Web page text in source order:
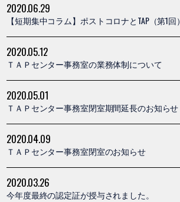
2020.06.29
【短期集中コラム】ポストコロナとTAP（第1回）
2020.05.12
ＴＡＰセンター事務室の業務体制について
2020.05.01
ＴＡＰセンター事務室閉室期間延長のお知らせ
2020.04.09
ＴＡＰセンター事務室閉室のお知らせ
2020.03.26
今年度最終の認定証が授与されました。